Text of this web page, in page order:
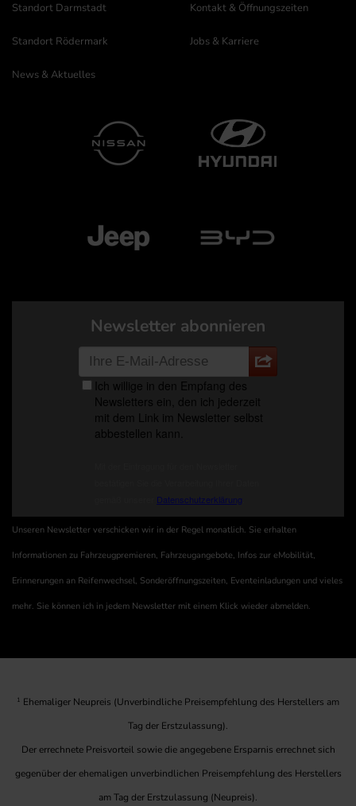
Standort Darmstadt
Standort Rödermark
News & Aktuelles
Kontakt & Öffnungszeiten
Jobs & Karriere
Newsletter abonnieren
Unseren Newsletter verschicken wir in der Regel monatlich. Sie erhalten
Informationen zu Fahrzeugpremieren, Fahrzeugangebote, Infos zur eMobilität,
Erinnerungen an Reifenwechsel, Sonderöffnungszeiten, Eventeinladungen und vieles
mehr. Sie können ich in jedem Newsletter mit einem Klick wieder abmelden.
1 Ehemaliger Neupreis (Unverbindliche Preisempfehlung des Herstellers am
Tag der Erstzulassung).
Der errechnete Preisvorteil sowie die angegebene Ersparnis errechnet sich
gegenüber der ehemaligen unverbindlichen Preisempfehlung des Herstellers
am Tag der Erstzulassung (Neupreis).